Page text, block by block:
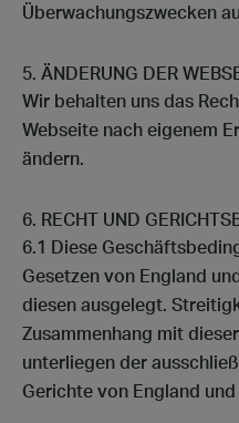
Überwachungszwecken
ÄNDERUNG DER
Wir behalten uns das
Webseite nach eigenem
ändern.
RECHT UND
6.1 Diese
Gesetzen von England
diesen ausgelegt.
Zusammenhang mit
unterliegen der
Gerichte von England und